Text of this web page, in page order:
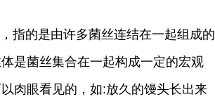
指的是由许多菌丝连结在一起组成的
是菌丝集合在一起构成一定的宏观
肉眼看见的，如:放久的馒头长出来